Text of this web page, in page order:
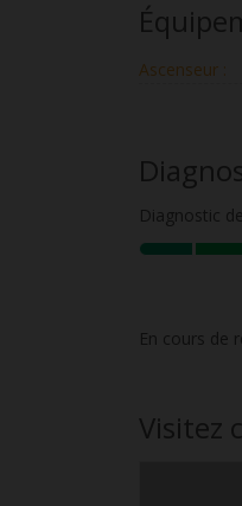
Ascenseur :
Diagnostic
En cours de
Visitez